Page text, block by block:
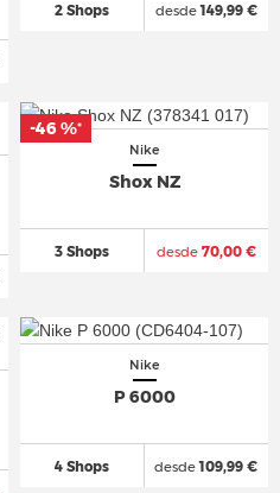
2 Shops desde149,99 €
Nike
Shox NZ
3 Shops desde70,00 €
-46 %*
Nike
P 6000
4 Shops desde109,99 €